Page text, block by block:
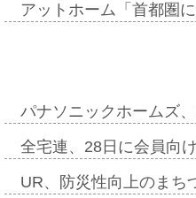
アットホーム「首都圏
パナソニックホームズ
全宅連、28日に会員向
UR、防災性向上のま